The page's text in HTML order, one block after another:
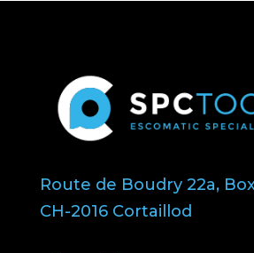
Route de Boudry 22a,
CH-2016 Cortaillod